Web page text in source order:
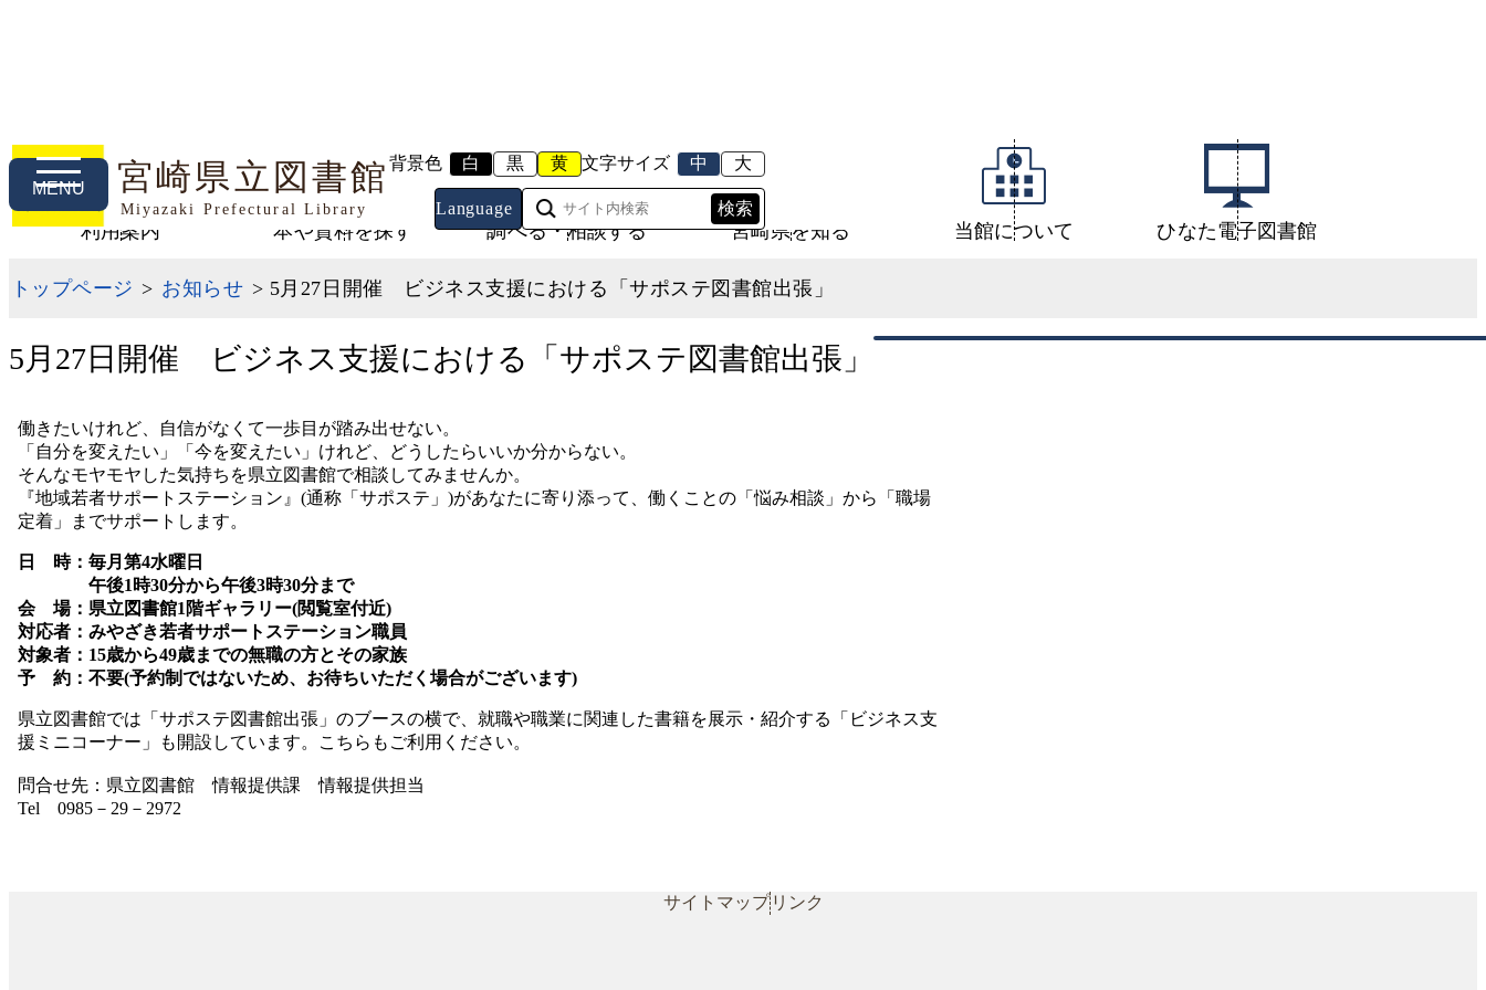
宮崎県立図書館
Miyazaki Prefectural Library
背景色 白 黒 黄 文字サイズ 中 大
Language
MENU
利用案内 本や資料を探す 調べる・相談する 宮崎県を知る 当館について ひなた電子図書館
トップページ > お知らせ > 5月27日開催 ビジネス支援における「サポステ図書館出張」
5月27日開催 ビジネス支援における「サポステ図書館出張」
働きたいけれど、自信がなくて一歩目が踏み出せない。
「自分を変えたい」「今を変えたい」けれど、どうしたらいいか分からない。
そんなモヤモヤした気持ちを県立図書館で相談してみませんか。
『地域若者サポートステーション』(通称「サポステ」)があなたに寄り添って、働くことの「悩み相談」から「職場
定着」までサポートします。
日 時：毎月第4水曜日
午後1時30分から午後3時30分まで
会 場：県立図書館1階ギャラリー(閲覧室付近)
対応者：みやざき若者サポートステーション職員
対象者：15歳から49歳までの無職の方とその家族
予 約：不要(予約制ではないため、お待ちいただく場合がございます)
県立図書館では「サポステ図書館出張」のブースの横で、就職や職業に関連した書籍を展示・紹介する「ビジネス支
援ミニコーナー」も開設しています。こちらもご利用ください。
問合せ先：県立図書館 情報提供課 情報提供担当
Tel 0985－29－2972
サイトマップリンク